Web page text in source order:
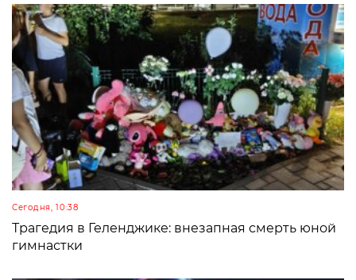
Сегодня, 10:38
Трагедия в Геленджике: внезапная смерть юной
гимнастки